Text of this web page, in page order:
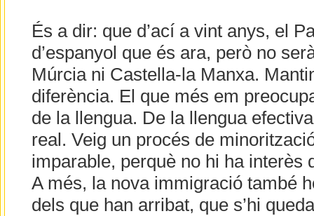
És a dir: que d’ací a vint anys, el
d’espanyol que és ara, però no
Múrcia ni Castella-la Manxa.
diferència. El que més em
de la llengua. De la llengua
real. Veig un procés de
imparable, perquè no hi ha interès
A més, la nova immigració també
dels que han arribat, que s’hi